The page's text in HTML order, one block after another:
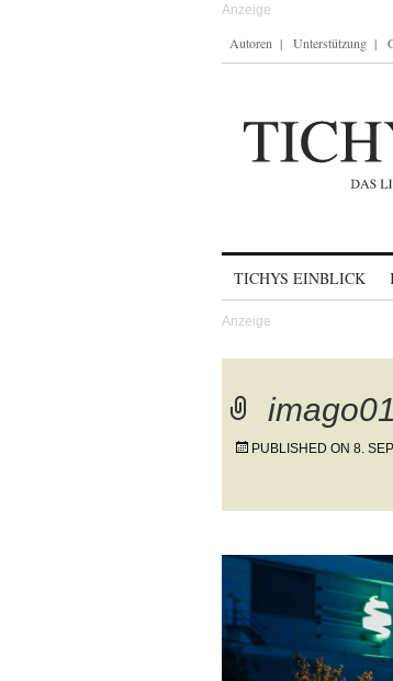
Autoren Unterstützung
TICHYS EINBLICK
PUBLISHED ON 8.